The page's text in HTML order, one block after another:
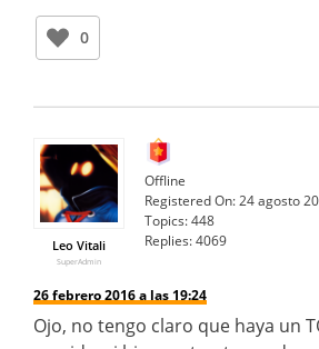
0
Leo Vitali
SuperAdmin
Offline
Registered On:24 agosto
Topics:448
Replies:4069
26 febrero 2016 a las 19:24
Ojo, no tengo claro que haya un